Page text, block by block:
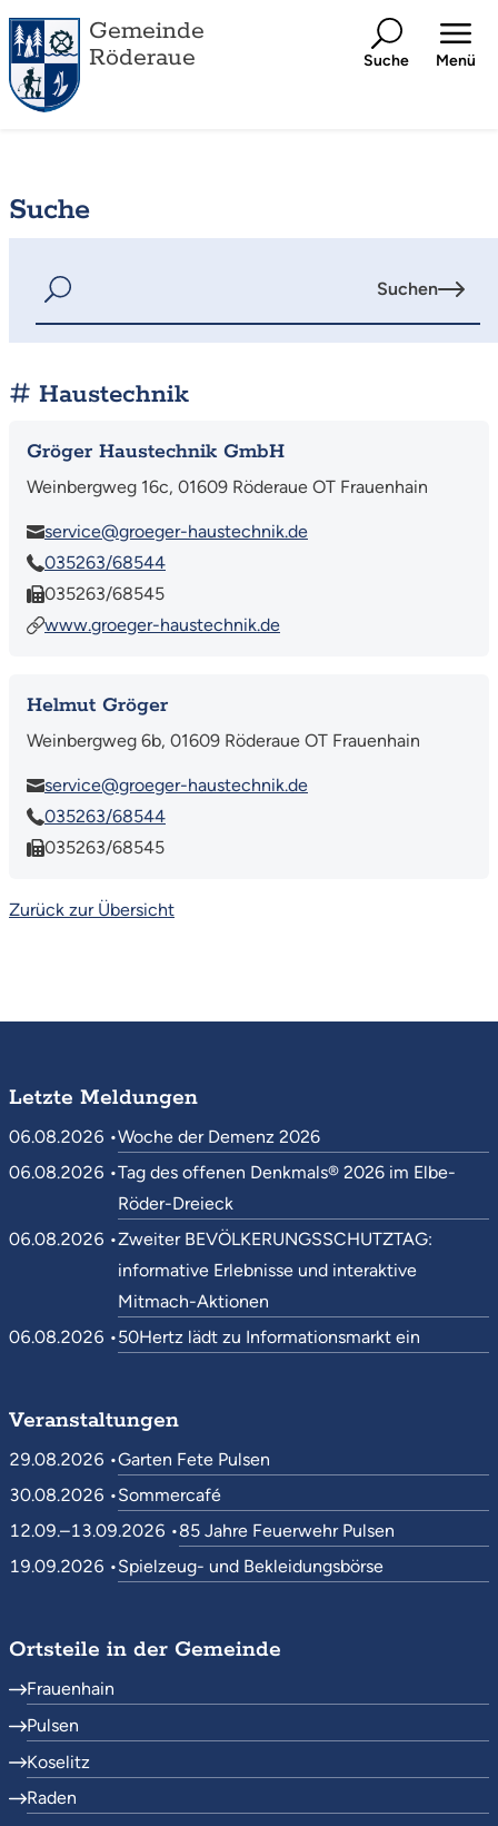
Gemeinde
Röderaue
Suche Menü
Suche
Suchen
Haustechnik
Gröger Haustechnik GmbH
Weinbergweg 16c, 01609 Röderaue OT Frauenhain
service@groeger-haustechnik.de
035263/68544
035263/68545
www.groeger-haustechnik.de
Helmut Gröger
Weinbergweg 6b, 01609 Röderaue OT Frauenhain
service@groeger-haustechnik.de
035263/68544
035263/68545
Zurück zur Übersicht
Letzte Meldungen
06.08.2026 •Woche der Demenz 2026
06.08.2026 •Tag des offenen Denkmals® 2026 im Elbe-
Röder-Dreieck
06.08.2026 •Zweiter BEVÖLKERUNGSSCHUTZTAG:
informative Erlebnisse und interaktive
Mitmach-Aktionen
06.08.2026 •50Hertz lädt zu Informationsmarkt ein
Veranstaltungen
29.08.2026 •Garten Fete Pulsen
30.08.2026 •Sommercafé
12.09.–13.09.2026 •85 Jahre Feuerwehr Pulsen
19.09.2026 •Spielzeug- und Bekleidungsbörse
Ortsteile in der Gemeinde
Frauenhain
Pulsen
Koselitz
Raden